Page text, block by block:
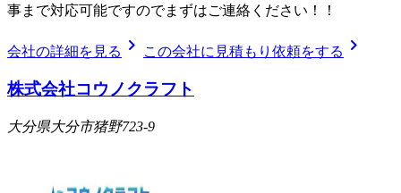
事まで対応可能ですのでまずはご連絡ください！！
会社の詳細を見る chevron_right この会社に見積もり依頼をする chevron_right
株式会社コウノクラフト
大分県大分市猪野723-9